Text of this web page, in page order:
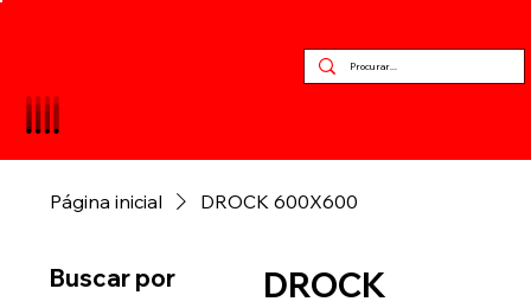
Página inicial DROCK 600X600
Buscar por
DROCK